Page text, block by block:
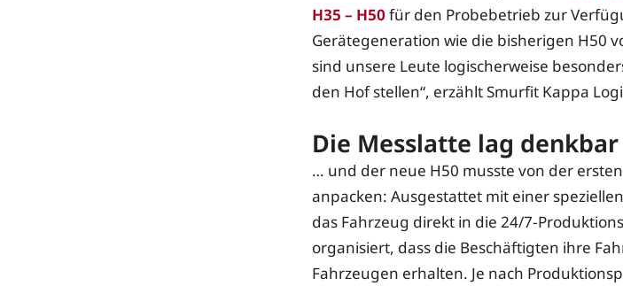
H35 – H50 für den Probebetrieb zur
Gerätegeneration wie die bisherigen H50
sind unsere Leute logischerweise
den Hof stellen“, erzählt Smurfit Kappa
Die Messlatte lag
… und der neue H50 musste von der
anpacken: Ausgestattet mit einer
das Fahrzeug direkt in die 24/7-
organisiert, dass die Beschäftigten ihre
Fahrzeugen erhalten. Je nach